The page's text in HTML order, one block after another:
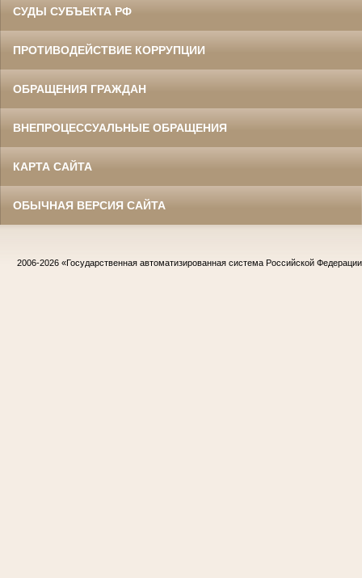
СУДЫ СУБЪЕКТА РФ
ПРОТИВОДЕЙСТВИЕ КОРРУПЦИИ
ОБРАЩЕНИЯ ГРАЖДАН
ВНЕПРОЦЕССУАЛЬНЫЕ ОБРАЩЕНИЯ
КАРТА САЙТА
ОБЫЧНАЯ ВЕРСИЯ САЙТА
2006-2026 «Государственная автоматизированная система Российской